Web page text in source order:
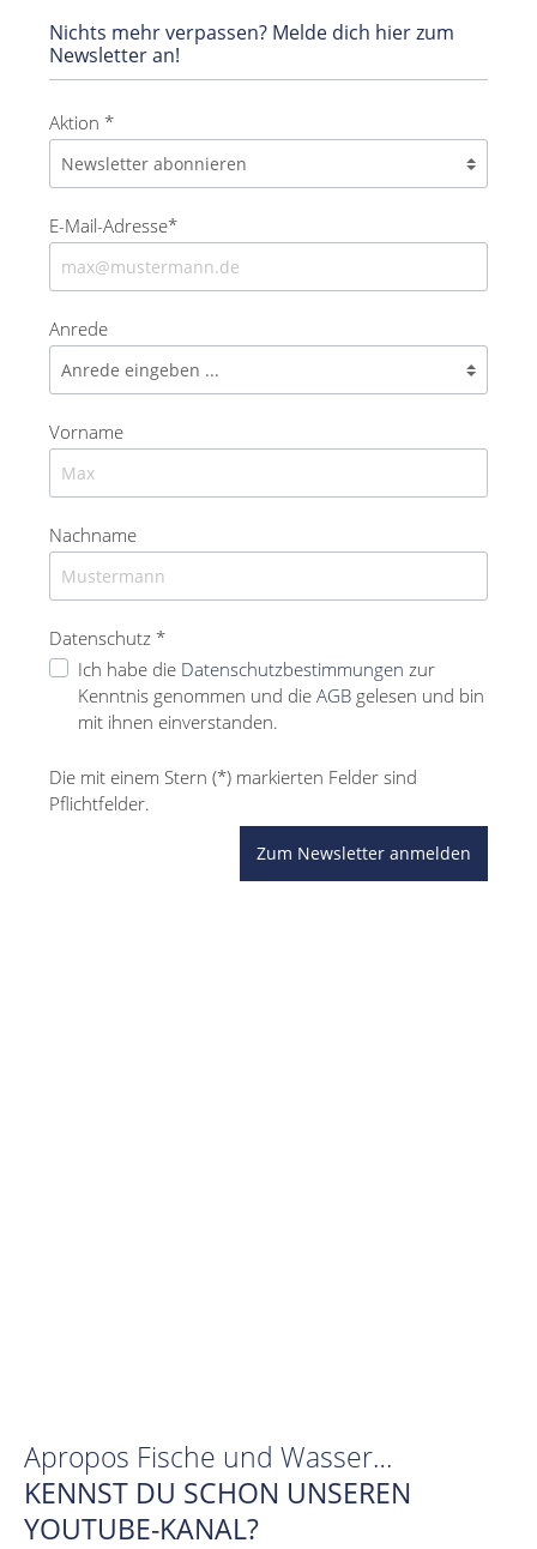
Nichts mehr verpassen? Melde dich hier zum
Newsletter an!
Aktion *
E-Mail-Adresse*
Anrede
Vorname
Nachname
Datenschutz *
Ich habe die Datenschutzbestimmungen zur
Kenntnis genommen und die AGB gelesen und bin
mit ihnen einverstanden.
Die mit einem Stern (*) markierten Felder sind
Pflichtfelder.
Zum Newsletter anmelden
Apropos Fische und Wasser…
KENNST DU SCHON UNSEREN
YOUTUBE-KANAL?